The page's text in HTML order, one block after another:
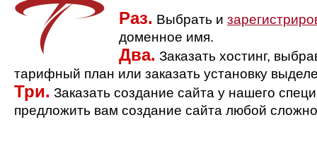
Раз. Выбрать и
доменное имя.
Два. Заказать хостинг,
тарифный план или заказать установку
Три. Заказать создание сайта у нашего
предложить вам создание сайта любой